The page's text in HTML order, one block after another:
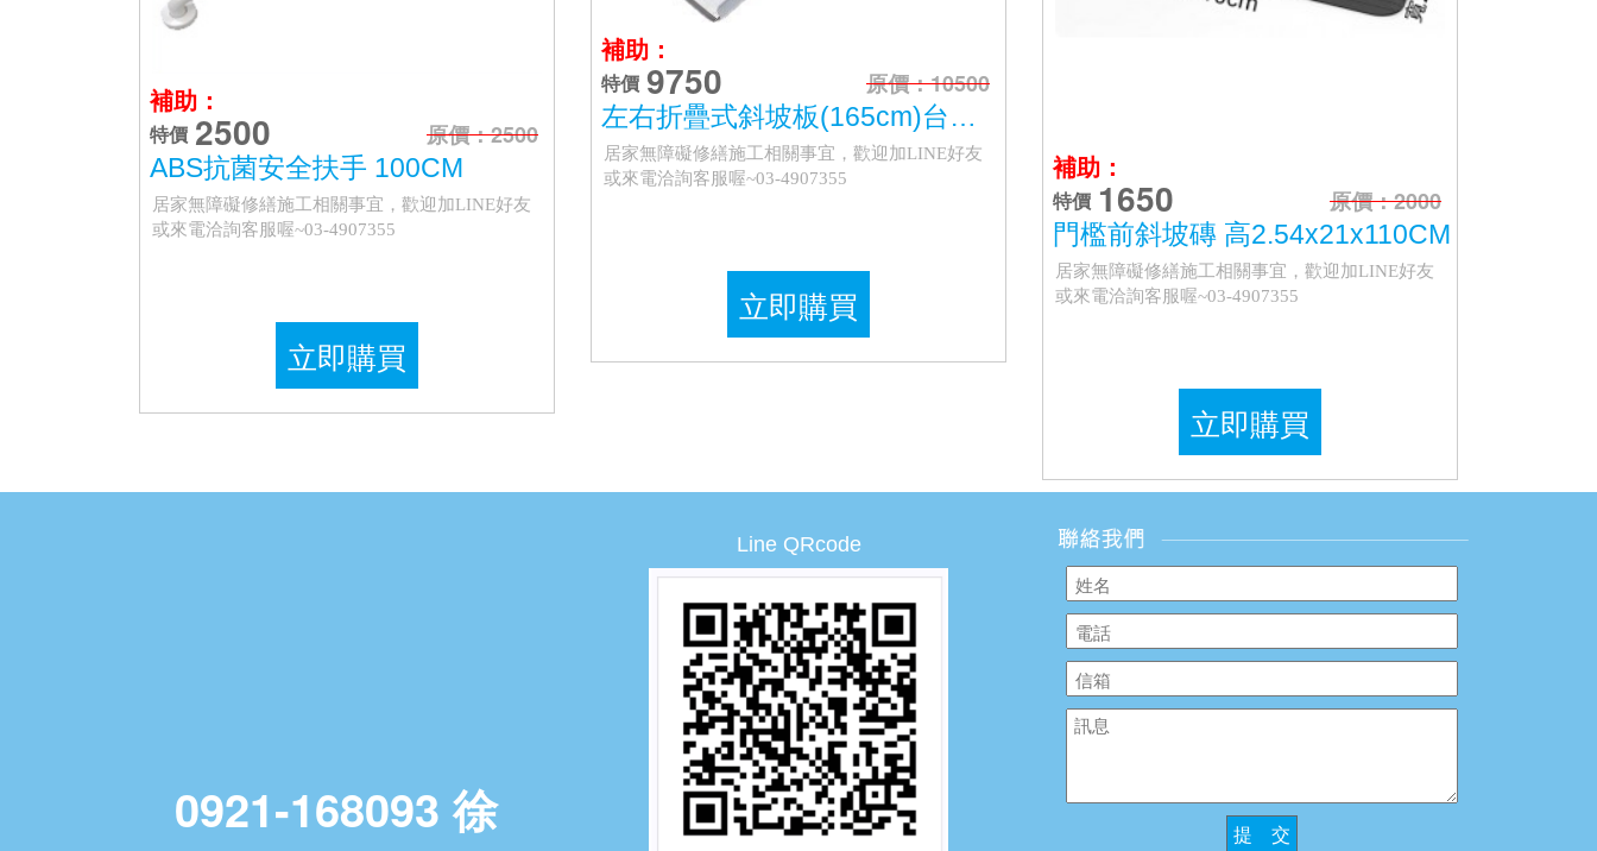
補助：
特價 2500
原價：2500
ABS抗菌安全扶手 100CM
居家無障礙修繕施工相關事宜，歡迎加LINE好友
或來電洽詢客服喔~03-4907355
立即購買
補助：
特價 9750
原價：10500
左右折疊式斜坡板(165cm)台灣製(不含安裝)
居家無障礙修繕施工相關事宜，歡迎加LINE好友
或來電洽詢客服喔~03-4907355
立即購買
補助：
特價 1650
原價：2000
門檻前斜坡磚 高2.54x21x110CM
居家無障礙修繕施工相關事宜，歡迎加LINE好友
或來電洽詢客服喔~03-4907355
立即購買
0921-168093 徐
Line QRcode
提 交